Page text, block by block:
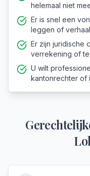
helemaal niet
Er is snel een
leggen of
Er zijn juridische
verrekening of
U wilt
kantonrechter of